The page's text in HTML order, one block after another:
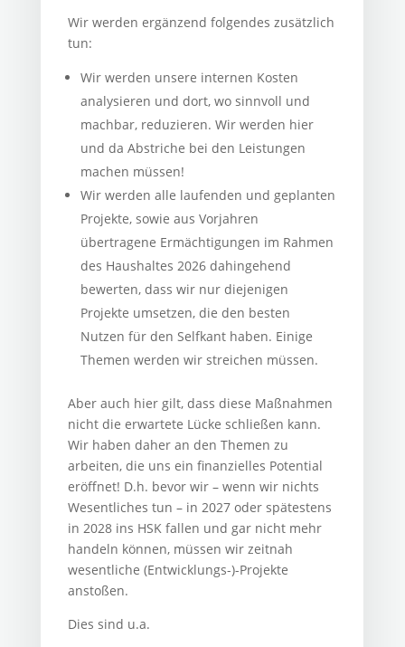
Wir werden ergänzend folgendes zusätzlich
tun:
Wir werden unsere internen Kosten
analysieren und dort, wo sinnvoll und
machbar, reduzieren. Wir werden hier
und da Abstriche bei den Leistungen
machen müssen!
Wir werden alle laufenden und geplanten
Projekte, sowie aus Vorjahren
übertragene Ermächtigungen im Rahmen
des Haushaltes 2026 dahingehend
bewerten, dass wir nur diejenigen
Projekte umsetzen, die den besten
Nutzen für den Selfkant haben. Einige
Themen werden wir streichen müssen.
Aber auch hier gilt, dass diese Maßnahmen
nicht die erwartete Lücke schließen kann.
Wir haben daher an den Themen zu
arbeiten, die uns ein finanzielles Potential
eröffnet! D.h. bevor wir – wenn wir nichts
Wesentliches tun – in 2027 oder spätestens
in 2028 ins HSK fallen und gar nicht mehr
handeln können, müssen wir zeitnah
wesentliche (Entwicklungs-)-Projekte
anstoßen.
Dies sind u.a.